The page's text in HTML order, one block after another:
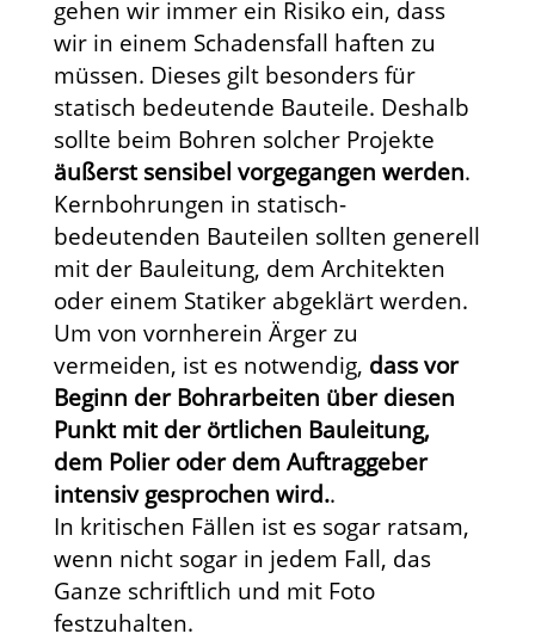
gehen wir immer ein Risiko ein, dass
wir in einem Schadensfall haften zu
müssen. Dieses gilt besonders für
statisch bedeutende Bauteile. Deshalb
sollte beim Bohren solcher Projekte
äußerst sensibel vorgegangen werden.
Kernbohrungen in statisch-
bedeutenden Bauteilen sollten generell
mit der Bauleitung, dem Architekten
oder einem Statiker abgeklärt werden.
Um von vornherein Ärger zu
vermeiden, ist es notwendig, dass vor
Beginn der Bohrarbeiten über diesen
Punkt mit der örtlichen Bauleitung,
dem Polier oder dem Auftraggeber
intensiv gesprochen wird..
In kritischen Fällen ist es sogar ratsam,
wenn nicht sogar in jedem Fall, das
Ganze schriftlich und mit Foto
festzuhalten.